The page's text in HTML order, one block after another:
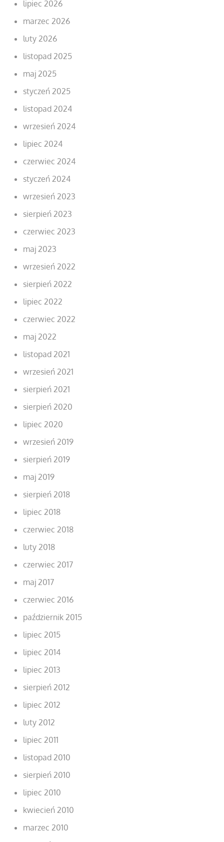
lipiec 2026
marzec 2026
luty 2026
listopad 2025
maj 2025
styczeń 2025
listopad 2024
wrzesień 2024
lipiec 2024
czerwiec 2024
styczeń 2024
wrzesień 2023
sierpień 2023
czerwiec 2023
maj 2023
wrzesień 2022
sierpień 2022
lipiec 2022
czerwiec 2022
maj 2022
listopad 2021
wrzesień 2021
sierpień 2021
sierpień 2020
lipiec 2020
wrzesień 2019
sierpień 2019
maj 2019
sierpień 2018
lipiec 2018
czerwiec 2018
luty 2018
czerwiec 2017
maj 2017
czerwiec 2016
październik 2015
lipiec 2015
lipiec 2014
lipiec 2013
sierpień 2012
lipiec 2012
luty 2012
lipiec 2011
listopad 2010
sierpień 2010
lipiec 2010
kwiecień 2010
marzec 2010